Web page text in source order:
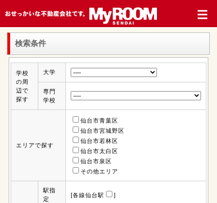
検索条件
学校
の周
辺で
探す
大学
専門
学校
エリアで探す
仙台市青葉区
仙台市宮城野区
仙台市若林区
仙台市太白区
仙台市泉区
その他エリア
駅指
定
[各線仙台駅 ]